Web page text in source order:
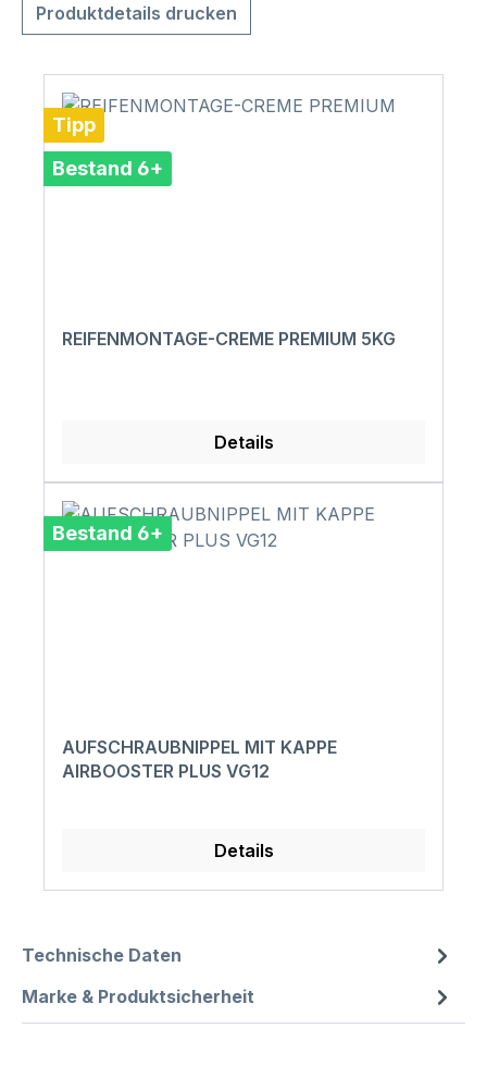
Produktdetails drucken
Tipp
Bestand 6+
REIFENMONTAGE-CREME PREMIUM 5KG
Details
Bestand 6+
AUFSCHRAUBNIPPEL MIT KAPPE
AIRBOOSTER PLUS VG12
Details
Technische Daten
Marke & Produktsicherheit